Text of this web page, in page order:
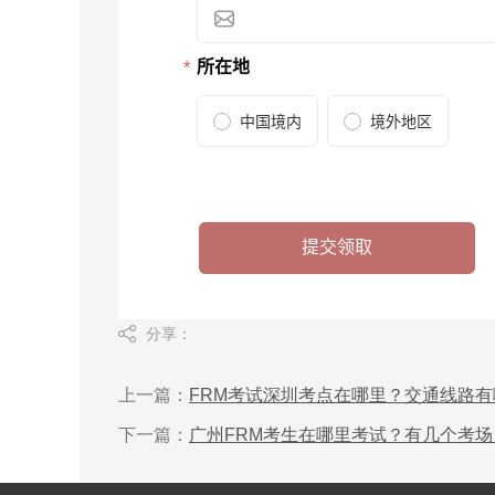
分享：
上一篇： FRM考试深圳考点在哪里？交通线路有
下一篇： 广州FRM考生在哪里考试？有几个考场